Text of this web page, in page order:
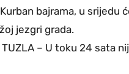
bajrama, u srijedu
jezgri grada.
TUZLA – U toku 24 sata